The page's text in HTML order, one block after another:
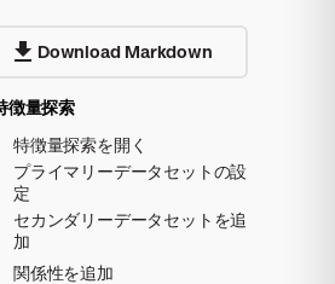
Download Markdown
徴量探索
特徴量探索を開く
プライマリーデータセットの設
定
セカンダリーデータセットを追
加
関係性を追加